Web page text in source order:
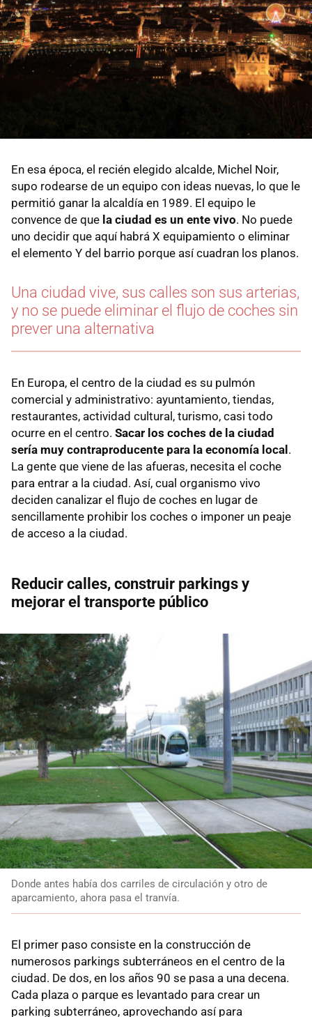
En esa época, el recién elegido alcalde, Michel Noir,
supo rodearse de un equipo con ideas nuevas, lo que le
permitió ganar la alcaldía en 1989. El equipo le
convence de que la ciudad es un ente vivo. No puede
uno decidir que aquí habrá X equipamiento o eliminar
el elemento Y del barrio porque así cuadran los planos.
Una ciudad vive, sus calles son sus arterias,
y no se puede eliminar el flujo de coches sin
prever una alternativa
En Europa, el centro de la ciudad es su pulmón
comercial y administrativo: ayuntamiento, tiendas,
restaurantes, actividad cultural, turismo, casi todo
ocurre en el centro. Sacar los coches de la ciudad
sería muy contraproducente para la economía local .
La gente que viene de las afueras, necesita el coche
para entrar a la ciudad. Así, cual organismo vivo
deciden canalizar el flujo de coches en lugar de
sencillamente prohibir los coches o imponer un peaje
de acceso a la ciudad.
Reducir calles, construir parkings y
mejorar el transporte público
Donde antes había dos carriles de circulación y otro de
aparcamiento, ahora pasa el tranvía.
El primer paso consiste en la construcción de
numerosos parkings subterráneos en el centro de la
ciudad. De dos, en los años 90 se pasa a una decena.
Cada plaza o parque es levantado para crear un
parking subterráneo, aprovechando así para